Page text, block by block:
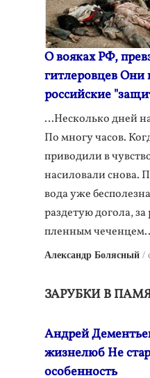
О вояках РФ,
гитлеровцев Они
российские
…Несколько дней
По многу часов.
приводили в
насиловали снова.
вода уже
раздетую догола,
пленным
Александр Болясный
ЗАРУБКИ В
Андрей
жизнелюб Не
особенность